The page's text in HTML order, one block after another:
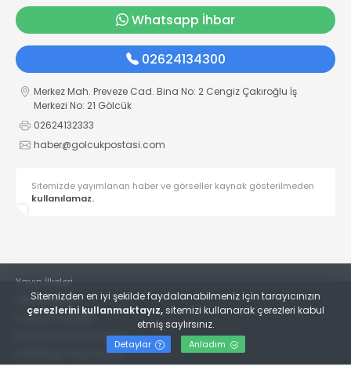
Whatsapp İhbar
02624134300
Merkez Mah. Preveze Cad. Bina No: 2 Cengiz Çakıroğlu İş
Merkezi No: 21 Gölcük
02624132333
haber@golcukpostasi.com
Sitemizde yayımlanan haber ve görseller kaynak gösterilmeden
kullanılamaz.
Yayın İlkeleri
Veri Politikası
Kullanım Şartları
KVKK Aydınlatma Metni
KVKK Bilgi Talep Formu
Sitemizden en iyi şekilde faydalanabilmeniz için tarayıcınızın
çerezlerini kullanmaktayız, sitemizi kullanarak çerezleri kabul
etmiş saylırsınız.
Detaylar Anladım